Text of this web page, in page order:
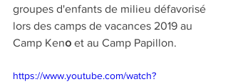
groupes d'enfants de milieu défavorisé
lors des camps de vacances 2019 au
Camp Keno et au Camp Papillon.
https://www.youtube.com/watch?